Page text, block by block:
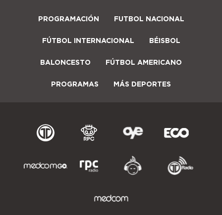
PROGRAMACIÓN FUTBOL NACIONAL
FÚTBOL INTERNACIONAL BÉISBOL
BALONCESTO FÚTBOL AMERICANO
PROGRAMAS MÁS DEPORTES